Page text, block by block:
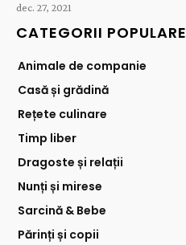
dec. 27, 2021
CATEGORII POPULARE
Animale de companie
Casă și grădină
Rețete culinare
Timp liber
Dragoste și relații
Nunți și mirese
Sarcină & Bebe
Părinți și copii